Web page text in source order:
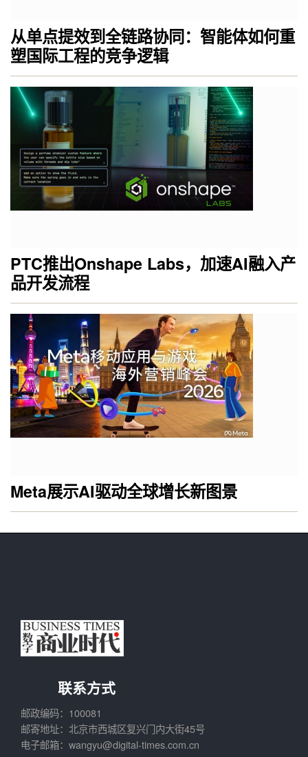
从单点提效到全链路协同：智能体如何重
塑国际工程的竞争逻辑
PTC推出Onshape Labs，加速AI融入产
品开发流程
Meta展示AI驱动全球增长新图景
联系方式
邮政编码：100081
邮寄地址：北京市西城区复兴门内大街45号
电子邮箱：wangyu@digital-times.com.cn